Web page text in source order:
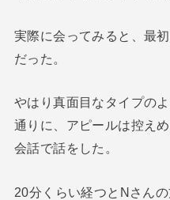
実際に会ってみると、最
だった。
やはり真面目なタイプの
通りに、アピールは控え
会話で話をした。
20分くらい経つとNさん